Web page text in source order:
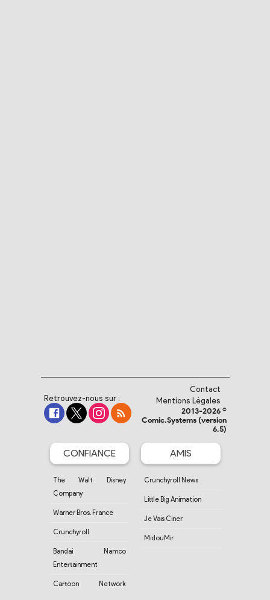
Retrouvez-nous sur :
Contact
Mentions Légales
2013-2026 ©
Comic.Systems (version
6.5)
CONFIANCE
The Walt Disney
Company
Warner Bros. France
Crunchyroll
Bandai Namco
Entertainment
Cartoon Network
AMIS
Crunchyroll News
Little Big Animation
Je Vais Ciner
MidouMir